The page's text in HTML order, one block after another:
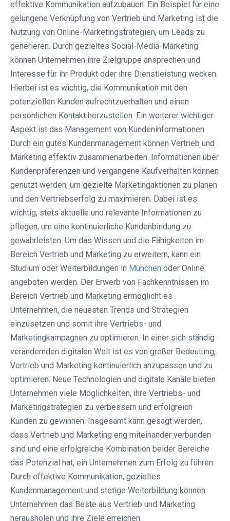
effektive Kommunikation aufzubauen. Ein Beispiel für eine
gelungene Verknüpfung von Vertrieb und Marketing ist die
Nutzung von Online-Marketingstrategien, um Leads zu
generieren. Durch gezieltes Social-Media-Marketing
können Unternehmen ihre Zielgruppe ansprechen und
Interesse für ihr Produkt oder ihre Dienstleistung wecken.
Hierbei ist es wichtig, die Kommunikation mit den
potenziellen Kunden aufrechtzuerhalten und einen
persönlichen Kontakt herzustellen. Ein weiterer wichtiger
Aspekt ist das Management von Kundeninformationen.
Durch ein gutes Kundenmanagement können Vertrieb und
Marketing effektiv zusammenarbeiten. Informationen über
Kundenpräferenzen und vergangene Kaufverhalten können
genutzt werden, um gezielte Marketingaktionen zu planen
und den Vertriebserfolg zu maximieren. Dabei ist es
wichtig, stets aktuelle und relevante Informationen zu
pflegen, um eine kontinuierliche Kundenbindung zu
gewährleisten. Um das Wissen und die Fähigkeiten im
Bereich Vertrieb und Marketing zu erweitern, kann ein
Studium oder Weiterbildungen in München oder Online
angeboten werden. Der Erwerb von Fachkenntnissen im
Bereich Vertrieb und Marketing ermöglicht es
Unternehmen, die neuesten Trends und Strategien
einzusetzen und somit ihre Vertriebs- und
Marketingkampagnen zu optimieren. In einer sich ständig
verändernden digitalen Welt ist es von großer Bedeutung,
Vertrieb und Marketing kontinuierlich anzupassen und zu
optimieren. Neue Technologien und digitale Kanäle bieten
Unternehmen viele Möglichkeiten, ihre Vertriebs- und
Marketingstrategien zu verbessern und erfolgreich
Kunden zu gewinnen. Insgesamt kann gesagt werden,
dass Vertrieb und Marketing eng miteinander verbunden
sind und eine erfolgreiche Kombination beider Bereiche
das Potenzial hat, ein Unternehmen zum Erfolg zu führen.
Durch effektive Kommunikation, gezieltes
Kundenmanagement und stetige Weiterbildung können
Unternehmen das Beste aus Vertrieb und Marketing
herausholen und ihre Ziele erreichen.